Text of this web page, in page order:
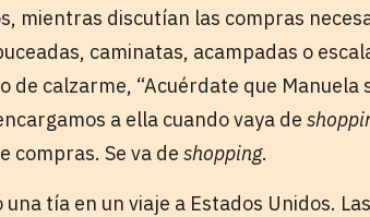
mientras discutían las compras
caminatas, acampadas o
de calzarme, “Acuérdate que Manuela
a ella cuando vaya de
compras. Se va de shopping.
tía en un viaje a Estados Unidos.